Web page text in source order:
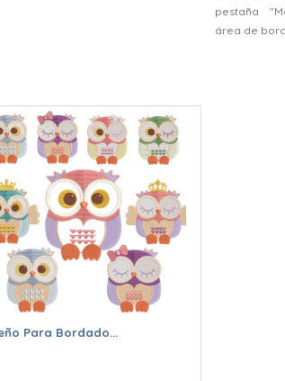
pestaña
área de
Para Bordado...